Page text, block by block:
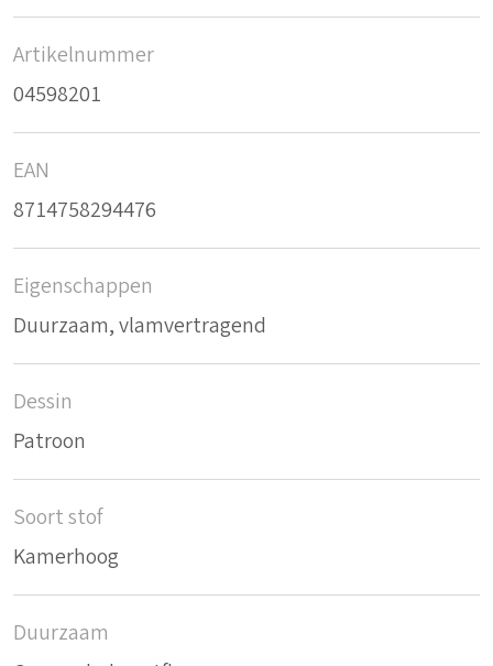
Artikelnummer
04598201
EAN
8714758294476
Eigenschappen
Duurzaam, vlamvertragend
Dessin
Patroon
Soort stof
Kamerhoog
Duurzaam